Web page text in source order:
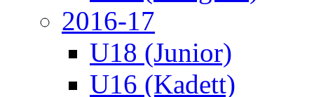
2016-17
U18 (Junior)
U16 (Kadett)